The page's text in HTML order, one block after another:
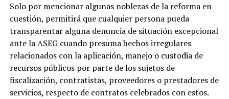
Solo por mencionar algunas noblezas de la reforma en
cuestión, permitirá que cualquier persona pueda
transparentar alguna denuncia de situación excepcional
ante la ASEG cuando presuma hechos irregulares
relacionados con la aplicación, manejo o custodia de
recursos públicos por parte de los sujetos de
fiscalización, contratistas, proveedores o prestadores de
servicios, respecto de contratos celebrados con estos.